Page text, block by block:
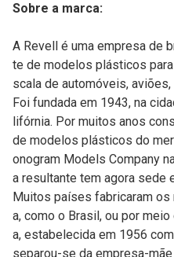
Sobre a marca:
A Revell é uma empresa de
te de modelos plásticos
scala de automóveis,
Foi fundada em 1943, na
lifórnia. Por muitos anos
de modelos plásticos do
onogram Models Company
a resultante tem agora sede
Muitos países fabricaram
a, como o Brasil, ou por
a, estabelecida em 1956
separou-se da empresa-